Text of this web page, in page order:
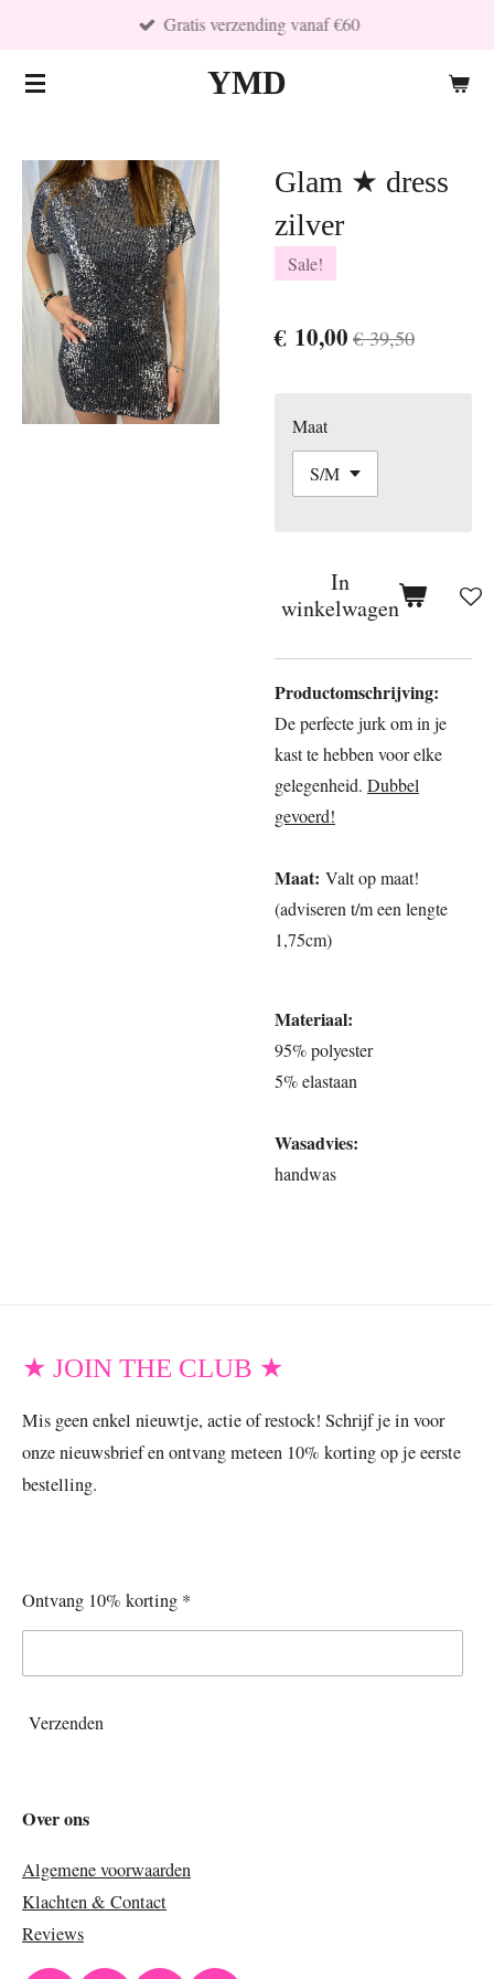
naar
YMD
Gratis verzending vanaf €60
Glam ★ dress
zilver
Sale!
€ 10,00 € 39,50
Maat
In
winkelwagen
Productomschrijving:
De perfecte jurk om in je
kast te hebben voor elke
gelegenheid. Dubbel
gevoerd!
Maat: Valt op maat!
(adviseren t/m een lengte
1,75cm)
Materiaal:
95% polyester
5% elastaan
Wasadvies:
handwas
★ JOIN THE CLUB ★
Mis geen enkel nieuwtje, actie of restock! Schrijf je in voor
onze nieuwsbrief en ontvang meteen 10% korting op je eerste
bestelling.
Ontvang 10% korting *
Verzenden
Over ons
Algemene voorwaarden
Klachten & Contact
Reviews